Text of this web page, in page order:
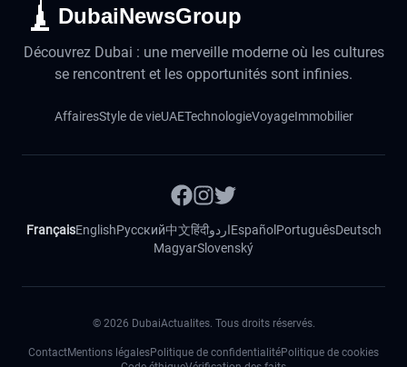
DubaiNewsGroup
Découvrez Dubai : une merveille moderne où les cultures
se rencontrent et les opportunités sont infinies.
AffairesStyle de vieUAETechnologieVoyageImmobilier
FrançaisEnglishРусский中文हिंदीاردوEspañol PortuguêsDeutsch
MagyarSlovenský
© 2026 DubaiActualites. Tous droits réservés.
ContactMentions légalesPolitique de confidentialitéPolitique de cookies